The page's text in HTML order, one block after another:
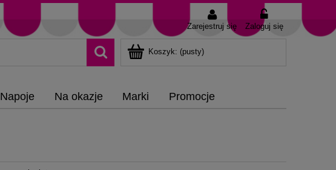
Zarejestruj się Zaloguj się
Koszyk: (pusty)
Napoje Na okazje Marki Promocje